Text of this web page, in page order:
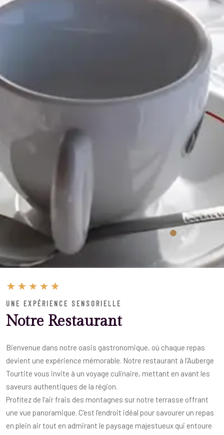
UNE EXPÉRIENCE SENSORIELLE
Notre Restaurant
Bienvenue dans notre oasis gastronomique, où chaque repas
devient une expérience mémorable. Notre restaurant à l’Auberge
Tourtite vous invite à un voyage culinaire, mettant en avant les
saveurs authentiques de la région.
Profitez de l’air frais des montagnes sur notre terrasse offrant
une vue panoramique. C’est l’endroit idéal pour savourer un repas
en plein air tout en admirant le paysage majestueux qui entoure